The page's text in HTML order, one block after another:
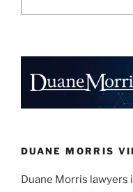
DUANE MORRIS
Duane Morris lawyers